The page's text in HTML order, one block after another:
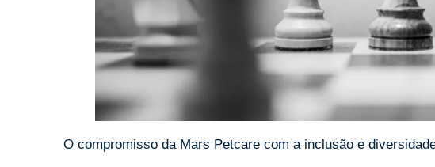
O compromisso da Mars Petcare com a inclusão e